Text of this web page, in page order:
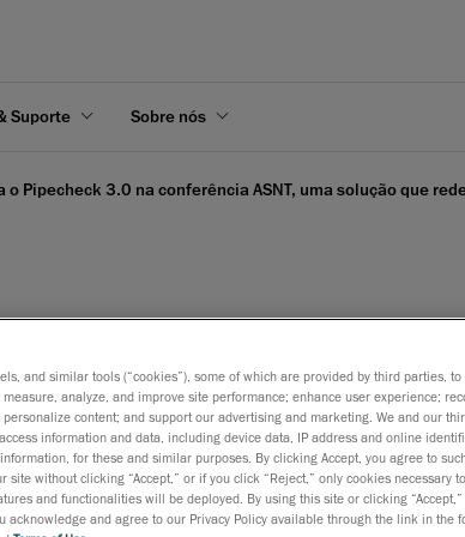
Suporte Sobre nós
o Pipecheck 3.0 na conferência ASNT, uma solução que
3.0 na
avaliação de
outubro de 2014
umlíder mundial em soluções de medição 3D
and similar tools (“cookies”), some of which are provided by third parties,
analyze, and improve site performance; enhance user experience;
content; and support our advertising and marketing. We and our
information and data, including device data, IP address and online
for these and similar purposes. By clicking Accept, you agree to
site without clicking “Accept,” or if you click “Reject,” only cookies necessary
and functionalities will be deployed. By using this site or clicking “Accept,”
acknowledge and agree to our Privacy Policy available through the link in the